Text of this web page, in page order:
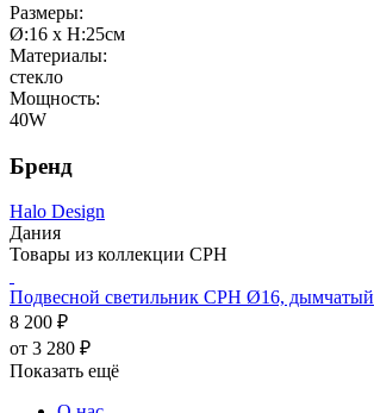
Размеры:
Ø:16 x H:25см
Материалы:
стекло
Мощность:
40W
Бренд
Halo Design
Дания
Товары из коллекции CPH
Подвесной светильник CPH Ø16, дымчатый
8 200 ₽
от 3 280 ₽
Показать ещё